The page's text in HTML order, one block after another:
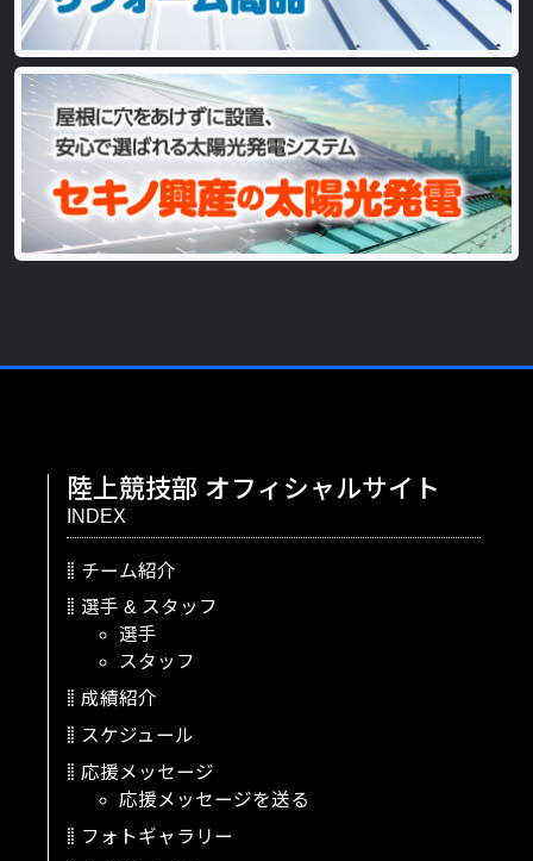
陸上競技部 オフィシャルサイト
INDEX
チーム紹介
選手 & スタッフ
選手
スタッフ
成績紹介
スケジュール
応援メッセージ
応援メッセージを送る
フォトギャラリー